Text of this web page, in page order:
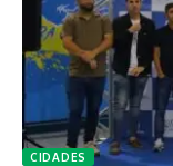
CIDADES